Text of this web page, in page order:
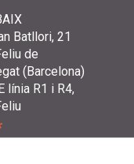
Batllori, 21
de
(Barcelona)
línia R1 i R4,